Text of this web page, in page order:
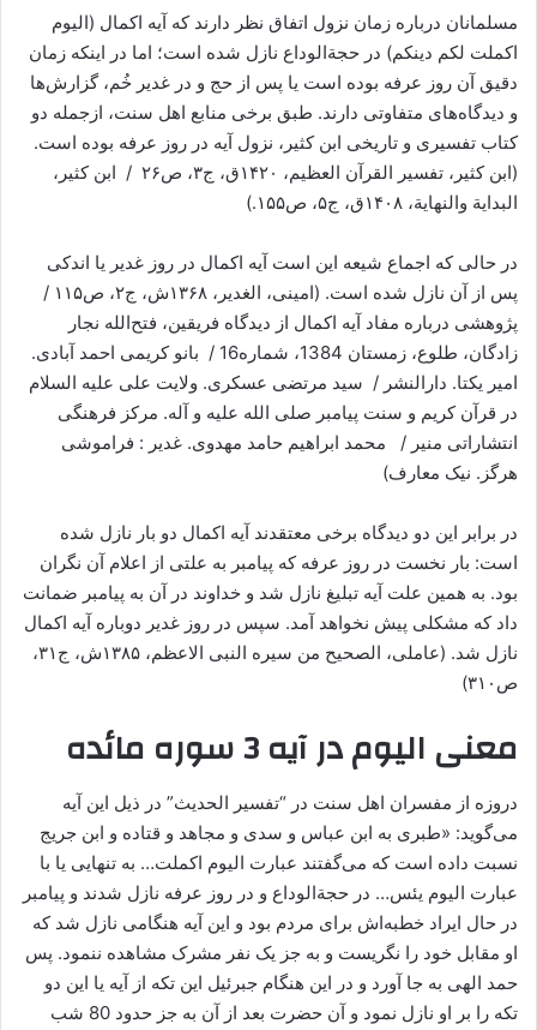
مسلمانان درباره زمان نزول اتفاق نظر دارند که آیه اکمال (الیوم
اکملت لکم دینکم) در حجةالوداع نازل شده است؛ اما در اینکه زمان
دقیق آن روز عرفه بوده است یا پس از حج و در غدیر خُم، گزارش‌ها
و دیدگاه‌های متفاوتی دارند. طبق برخی منابع اهل سنت، ازجمله دو
کتاب تفسیری و تاریخی ابن کثیر، نزول آیه در روز عرفه بوده است.
(ابن کثیر، تفسیر القرآن العظیم، ۱۴۲۰ق، ج۳، ص۲۶ / ابن کثیر،
البدایة والنهایة، ۱۴۰۸ق، ج۵، ص۱۵۵.)
در حالی که اجماع شیعه این است آیه اکمال در روز غدیر یا اندکی
پس از آن نازل شده است. (امینی، الغدیر، ۱۳۶۸ش، ج۲، ص۱۱۵ /
پژوهشی درباره مفاد آیه اکمال از دیدگاه فریقین، فتح‌الله نجار
زادگان، طلوع، زمستان 1384، شماره16 / بانو کریمی احمد آبادی.
امیر یکتا. دارالنشر / سید مرتضی عسکری. ولایت علی علیه السلام
در قرآن کریم و سنت پیامبر صلی الله علیه و آله. مرکز فرهنگی
انتشاراتی منیر / محمد ابراهیم حامد مهدوی. غدیر : فراموشی
هرگز. نیک معارف)
در برابر این دو دیدگاه برخی معتقدند آیه اکمال دو بار نازل شده
است: بار نخست در روز عرفه که پیامبر به علتی از اعلام آن نگران
بود. به همین علت آیه تبلیغ نازل شد و خداوند در آن به پیامبر ضمانت
داد که مشکلی پیش نخواهد آمد. سپس در روز غدیر دوباره آیه اکمال
نازل شد. (عاملی، الصحیح من سیره النبی الاعظم، ۱۳۸۵ش، ج۳۱،
ص۳۱۰)
معنی الیوم در آیه 3 سوره مائده
دروزه از مفسران اهل سنت در “تفسیر الحدیث” در ذیل این آیه
می‌‌گوید: «طبری به ابن عباس و سدی و مجاهد و قتاده و ابن جریج
نسبت داده است که می‌‌گفتند عبارت الیوم اکملت… به تنهایی یا با
عبارت الیوم یئس… در حجةالوداع و در روز عرفه نازل شدند و پیامبر
در حال ایراد خطبه‌اش برای مردم بود و این آیه هنگامی ‌‌نازل شد که
او مقابل خود را نگریست و به جز یک نفر مشرک مشاهده ننمود. پس
حمد الهی به جا آورد و در این هنگام جبرئیل این تکه از آیه یا این دو
تکه را بر او نازل نمود و آن حضرت بعد از آن به جز حدود 80 شب